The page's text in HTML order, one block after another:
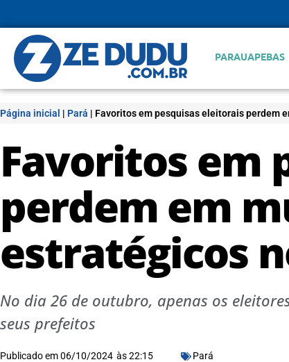
PARAUAPEBAS
Página inicial | Pará | Favoritos em pesquisas eleitorais perdem
Favoritos em
perdem em
estratégicos
No dia 26 de outubro, apenas os
seus prefeitos
Publicado em06/10/2024 às22:15 Pará